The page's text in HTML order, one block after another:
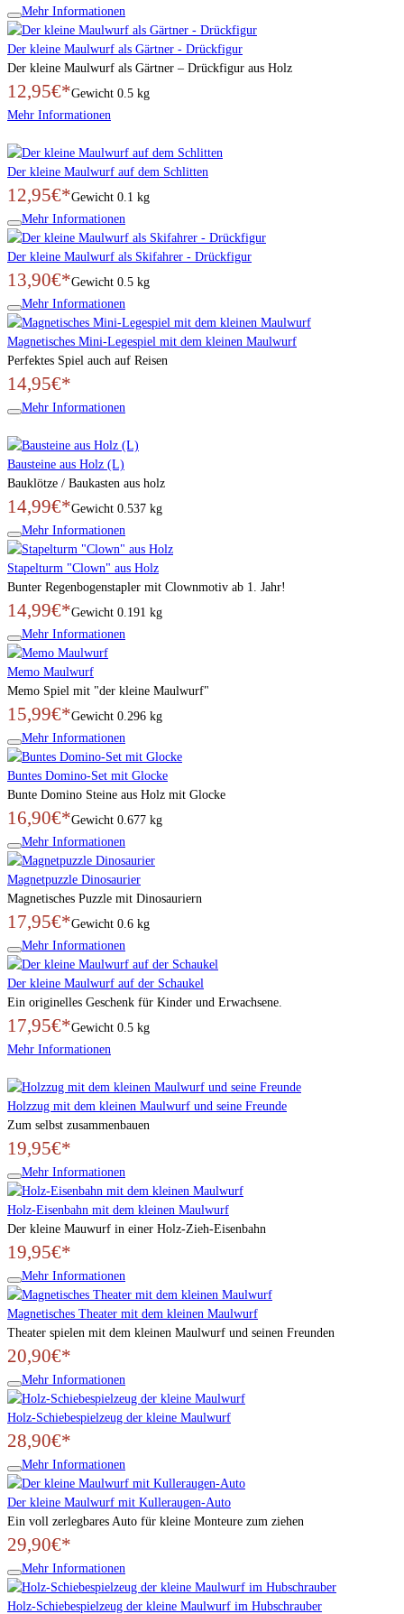
Mehr Informationen
Der kleine Maulwurf als Gärtner - Drückfigur
Der kleine Maulwurf als Gärtner – Drückfigur aus Holz
12,95€*Gewicht 0.5 kg
Mehr Informationen
Der kleine Maulwurf auf dem Schlitten
12,95€*Gewicht 0.1 kg
Mehr Informationen
Der kleine Maulwurf als Skifahrer - Drückfigur
13,90€*Gewicht 0.5 kg
Mehr Informationen
Magnetisches Mini-Legespiel mit dem kleinen Maulwurf
Perfektes Spiel auch auf Reisen
14,95€*
Mehr Informationen
Bausteine aus Holz (L)
Bauklötze / Baukasten aus holz
14,99€*Gewicht 0.537 kg
Mehr Informationen
Stapelturm "Clown" aus Holz
Bunter Regenbogenstapler mit Clownmotiv ab 1. Jahr!
14,99€*Gewicht 0.191 kg
Mehr Informationen
Memo Maulwurf
Memo Spiel mit "der kleine Maulwurf"
15,99€*Gewicht 0.296 kg
Mehr Informationen
Buntes Domino-Set mit Glocke
Bunte Domino Steine aus Holz mit Glocke
16,90€*Gewicht 0.677 kg
Mehr Informationen
Magnetpuzzle Dinosaurier
Magnetisches Puzzle mit Dinosauriern
17,95€*Gewicht 0.6 kg
Mehr Informationen
Der kleine Maulwurf auf der Schaukel
Ein originelles Geschenk für Kinder und Erwachsene.
17,95€*Gewicht 0.5 kg
Mehr Informationen
Holzzug mit dem kleinen Maulwurf und seine Freunde
Zum selbst zusammenbauen
19,95€*
Mehr Informationen
Holz-Eisenbahn mit dem kleinen Maulwurf
Der kleine Mauwurf in einer Holz-Zieh-Eisenbahn
19,95€*
Mehr Informationen
Magnetisches Theater mit dem kleinen Maulwurf
Theater spielen mit dem kleinen Maulwurf und seinen Freunden
20,90€*
Mehr Informationen
Holz-Schiebespielzeug der kleine Maulwurf
28,90€*
Mehr Informationen
Der kleine Maulwurf mit Kulleraugen-Auto
Ein voll zerlegbares Auto für kleine Monteure zum ziehen
29,90€*
Mehr Informationen
Holz-Schiebespielzeug der kleine Maulwurf im Hubschrauber